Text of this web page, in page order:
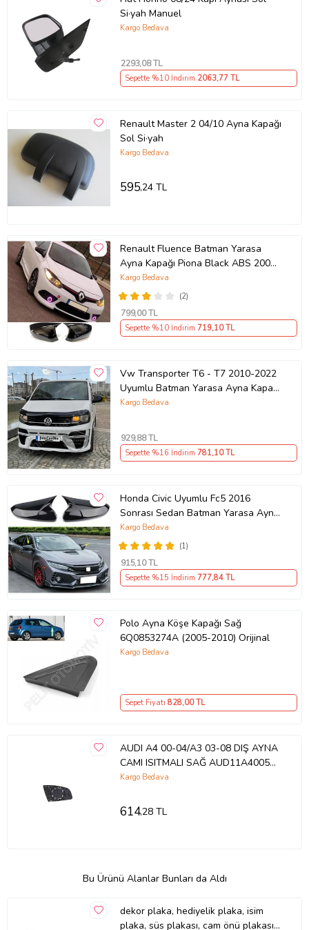
Si·yah Manuel
Kargo Bedava
2293,08 TL
Sepette %10 İndirim 2063,77 TL
Renault Master 2 04/10 Ayna Kapağı
Sol Si·yah
Kargo Bedava
595,24 TL
Renault Fluence Batman Yarasa
Ayna Kapağı Piona Black ABS 2009-
2016
(2)
Kargo Bedava
799,00 TL
Sepette %10 İndirim 719,10 TL
Vw Transporter T6 - T7 2010-2022
Uyumlu Batman Yarasa Ayna Kapağı
Piano Black ABS Plastik
Kargo Bedava
929,88 TL
Sepette %16 İndirim 781,10 TL
Honda Civic Uyumlu Fc5 2016
Sonrası Sedan Batman Yarasa Ayna
Kapağı (Parlak Siyah)
(1)
Kargo Bedava
915,10 TL
Sepette %15 İndirim 777,84 TL
Polo Ayna Köşe Kapağı Sağ
6Q0853274A (2005-2010) Orijinal
Kargo Bedava
Sepet Fiyatı 828,00 TL
AUDI A4 00-04/A3 03-08 DIŞ AYNA
CAMI ISITMALI SAĞ AUD11A4005
8E0857536C
Kargo Bedava
614,28 TL
Bu Ürünü Alanlar Bunları da Aldı
dekor plaka, hediyelik plaka, isim
plaka, süs plakası, cam önü plakası,